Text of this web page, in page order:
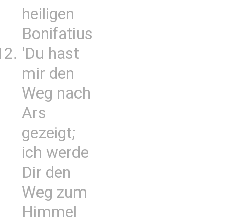
heiligen
Bonifatius
'Du hast
mir den
Weg nach
Ars
gezeigt;
ich werde
Dir den
Weg zum
Himmel